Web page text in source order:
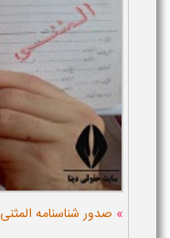
» صدور شناسنامه المثنی